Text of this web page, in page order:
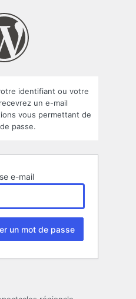
identifiant ou votre
un e-mail
vous permettant de
passe.
e-mail